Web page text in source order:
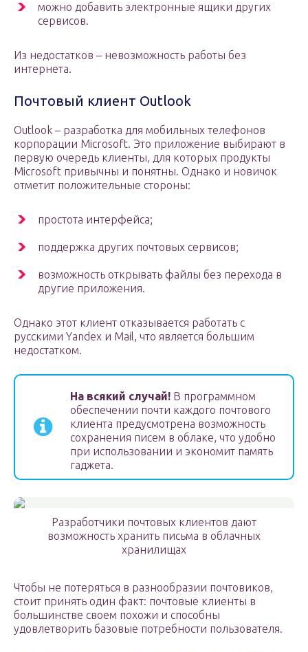
можно добавить электронные ящики других
сервисов.
Из недостатков – невозможность работы без
интернета.
Почтовый клиент Оutlook
Оutlook – разработка для мобильных телефонов
корпорации Microsoft. Это приложение выбирают в
первую очередь клиенты, для которых продукты
Microsoft привычны и понятны. Однако и новичок
отметит положительные стороны:
простота интерфейса;
поддержка других почтовых сервисов;
возможность открывать файлы без перехода в
другие приложения.
Однако этот клиент отказывается работать с
русскими Yandex и Mail, что является большим
недостатком.
На всякий случай! В программном
обеспечении почти каждого почтового
клиента предусмотрена возможность
сохранения писем в облаке, что удобно
при использовании и экономит память
гаджета.
Разработчики почтовых клиентов дают
возможность хранить письма в облачных
хранилищах
Чтобы не потеряться в разнообразии почтовиков,
стоит принять один факт: почтовые клиенты в
большинстве своем похожи и способны
удовлетворить базовые потребности пользователя.